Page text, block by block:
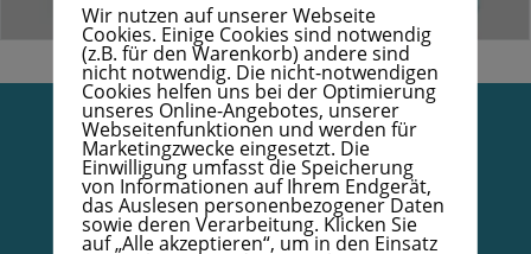
Vertrag widerrufen
Datenschutzerklärung
Wir nutzen auf unserer Webseite
Cookies. Einige Cookies sind notwendig
(z.B. für den Warenkorb) andere sind
nicht notwendig. Die nicht-notwendigen
Cookies helfen uns bei der Optimierung
unseres Online-Angebotes, unserer
Webseitenfunktionen und werden für
Marketingzwecke eingesetzt. Die
Einwilligung umfasst die Speicherung
von Informationen auf Ihrem Endgerät,
das Auslesen personenbezogener Daten
sowie deren Verarbeitung. Klicken Sie
auf „Alle akzeptieren“, um in den Einsatz